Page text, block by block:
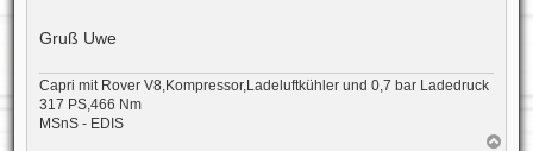
Gruß Uwe
Capri mit Rover V8,Kompressor,Ladeluftkühler und 0,7 bar Ladedruck
317 PS,466 Nm
MSnS - EDIS